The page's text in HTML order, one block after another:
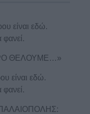
είναι εδώ.
φανεί.
ΘΕΛΟΥΜΕ…»
είναι εδώ.
φανεί.